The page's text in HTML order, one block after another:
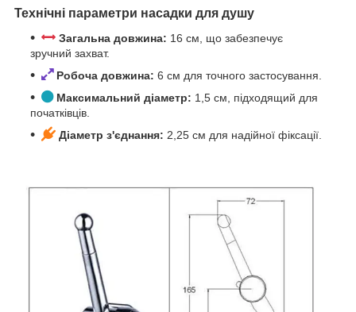
Технічні параметри насадки для душу
Загальна довжина: 16 см, що забезпечує
зручний захват.
Робоча довжина: 6 см для точного застосування.
Максимальний діаметр: 1,5 см, підходящий для
початківців.
Діаметр з'єднання: 2,25 см для надійної фіксації.